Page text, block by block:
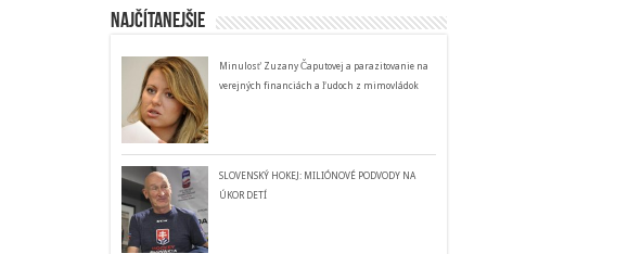
Najčítanejšie
Minulosť Zuzany Čaputovej a parazitovanie na
verejných financiách a ľudoch z mimovládok
SLOVENSKÝ HOKEJ: MILIÓNOVÉ PODVODY NA
ÚKOR DETÍ